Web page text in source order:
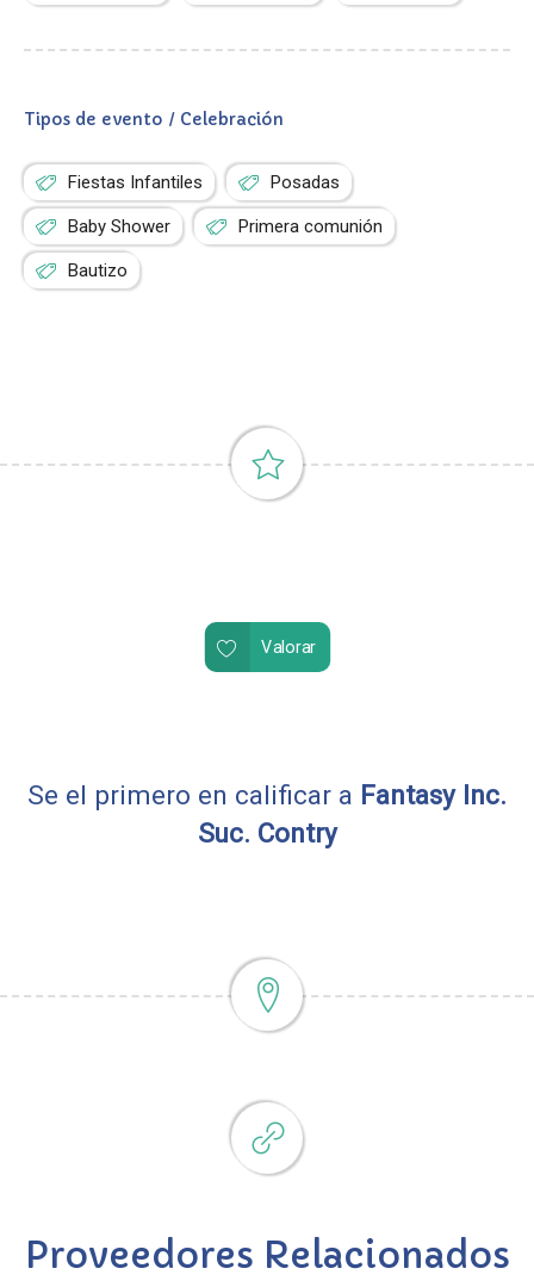
Tipos de evento / Celebración
Fiestas Infantiles Posadas
Baby Shower Primera comunión
Bautizo
Valorar
Se el primero en calificar a Fantasy Inc.
Suc. Contry
Proveedores Relacionados